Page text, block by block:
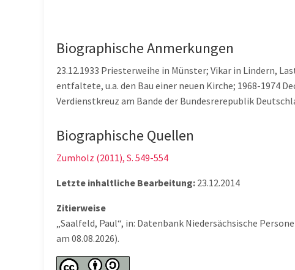
Biographische Anmerkungen
23.12.1933 Priesterweihe in Münster; Vikar in Lindern,
entfaltete, u.a. den Bau einer neuen Kirche; 1968-1974
Verdienstkreuz am Bande der Bundesrerepublik
Biographische Quellen
Zumholz (2011), S. 549-554
Letzte inhaltliche Bearbeitung: 23.12.2014
Zitierweise
„Saalfeld, Paul“, in: Datenbank Niedersächsische
am 08.08.2026).